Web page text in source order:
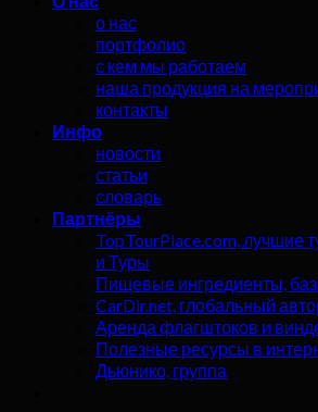
о нас
портфолио
с кем мы работаем
наша продукция на
контакты
Инфо
новости
статьи
словарь
Партнёры
TopTourPlace.com, лучшие
и Туры
Пищевые ингредиенты,
CarDir.net, глобальный
Аренда флагштоков и
Полезные ресурсы в
Дьюнико, группа